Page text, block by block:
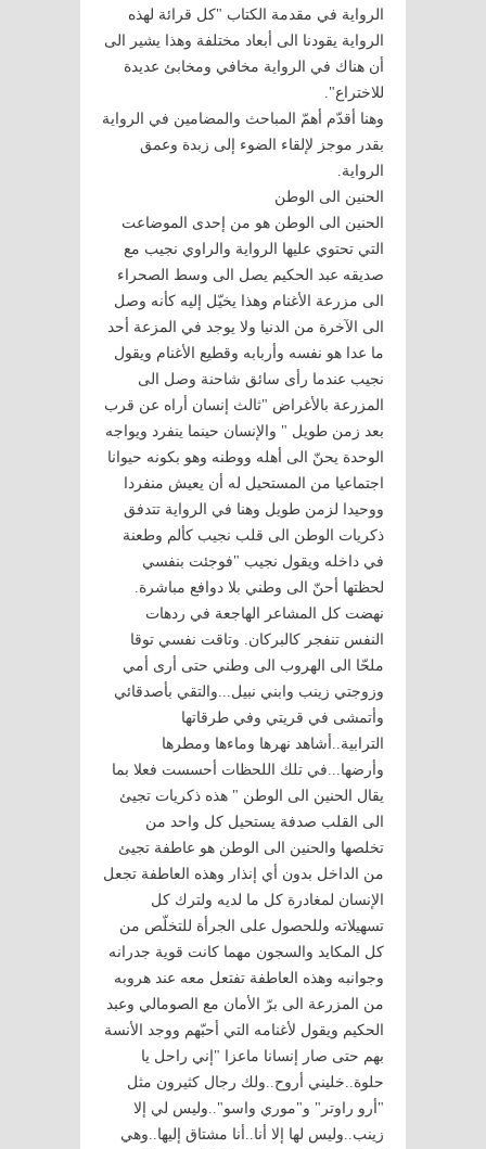
الرواية في مقدمة الكتاب "كل قرائة لهذه
الرواية يقودنا الى أبعاد مختلفة وهذا يشير الى
أن هناك في الرواية مخافي ومخابئ عديدة
للاختراع".
وهنا أقدّم أهمّ المباحث والمضامين في الرواية
بقدر موجز لإلقاء الضوء إلى زبدة وعمق
الرواية.
الحنين الى الوطن
الحنين الى الوطن هو من إحدى الموضاعت
التي تحتوي عليها الرواية والراوي نجيب مع
صديقه عبد الحكيم يصل الى وسط الصحراء
الى مزرعة الأغنام وهذا يخيّل إليه كأنه وصل
الى الآخرة من الدنيا ولا يوجد في المزعة أحد
ما عدا هو نفسه وأربابه وقطيع الأغنام ويقول
نجيب عندما رأى سائق شاحنة وصل الى
المزرعة بالأغراض "ثالث إنسان أراه عن قرب
بعد زمن طويل " والإنسان حينما ينفرد ويواجه
الوحدة يحنّ الى أهله ووطنه وهو بكونه حيوانا
اجتماعيا من المستحيل له أن يعيش منفردا
ووحيدا لزمن طويل وهنا في الرواية تتدفق
ذكريات الوطن الى قلب نجيب كألم وطعنة
في داخله ويقول نجيب "فوجئت بنفسي
لحظتها أحنّ الى وطني بلا دوافع مباشرة.
نهضت كل المشاعر الهاجعة في ردهات
النفس تنفجر كالبركان. وتاقت نفسي توقا
ملحّا الى الهروب الى وطني حتى أرى أمي
وزوجتي زينب وابني نبيل...والتقي بأصدقائي
وأتمشى في قريتي وفي طرقاتها
الترابية..أشاهد نهرها وماءها ومطرها
وأرضها...في تلك اللحظات أحسست فعلا بما
يقال الحنين الى الوطن " هذه ذكريات تجيئ
الى القلب صدفة يستحيل كل واحد من
تخلصها والحنين الى الوطن هو عاطفة تجيئ
من الداخل بدون أي إنذار وهذه العاطفة تجعل
الإنسان لمغادرة كل ما لديه ولترك كل
تسهيلاته وللحصول على الجرأة للتخلّص من
كل المكايد والسجون مهما كانت قوية جدرانه
وجوانبه وهذه العاطفة تفتعل معه عند هروبه
من المزرعة الى برّ الأمان مع الصومالي وعبد
الحكيم ويقول لأغنامه التي أحبّهم ووجد الأنسة
بهم حتى صار إنسانا ماعزا "إني راحل يا
حلوة..خليني أروح..ولك رجال كثيرون مثل
"أرو راوتر" و"موري واسو"..وليس لي إلا
زينب..وليس لها إلا أنا..أنا مشتاق إليها..وهي